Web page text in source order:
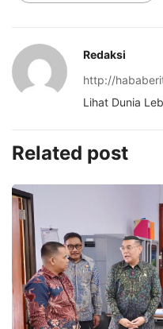
Redaksi
http://
Lihat Dunia
Related post